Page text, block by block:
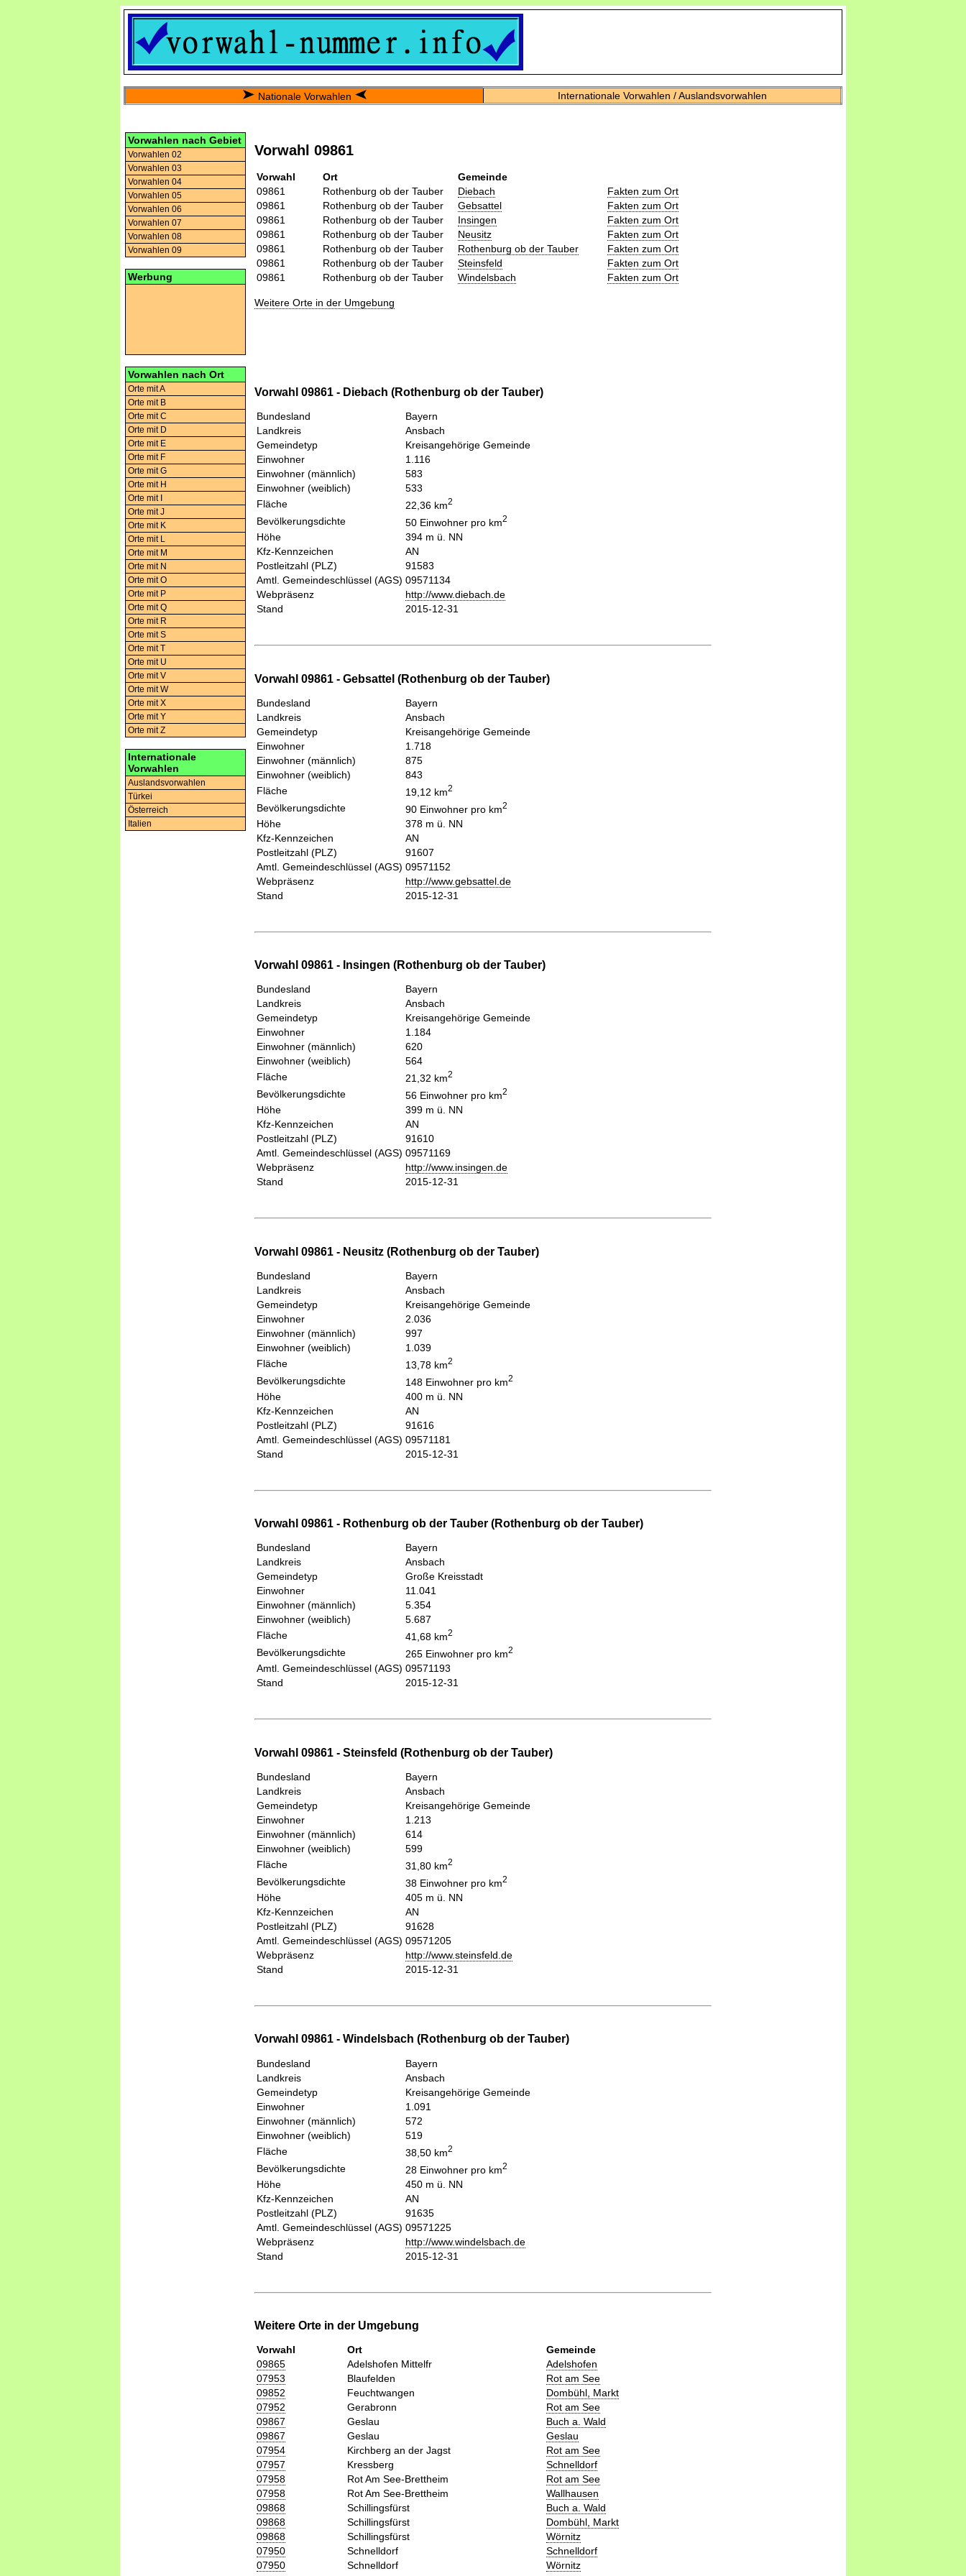
Nationale Vorwahlen Internationale Vorwahlen / Auslandsvorwahlen
Vorwahlen nach Gebiet
Vorwahlen 02
Vorwahlen 03
Vorwahlen 04
Vorwahlen 05
Vorwahlen 06
Vorwahlen 07
Vorwahlen 08
Vorwahlen 09
Werbung
Vorwahlen nach Ort
Orte mit A
Orte mit B
Orte mit C
Orte mit D
Orte mit E
Orte mit F
Orte mit G
Orte mit H
Orte mit I
Orte mit J
Orte mit K
Orte mit L
Orte mit M
Orte mit N
Orte mit O
Orte mit P
Orte mit Q
Orte mit R
Orte mit S
Orte mit T
Orte mit U
Orte mit V
Orte mit W
Orte mit X
Orte mit Y
Orte mit Z
Internationale
Vorwahlen
Auslandsvorwahlen
Türkei
Österreich
Italien
Vorwahl 09861
Vorwahl Ort
Gemeinde
09861
Rothenburg ob der Tauber Diebach
Fakten zum Ort
09861
Rothenburg ob der Tauber Gebsattel
Fakten zum Ort
09861
Rothenburg ob der Tauber Insingen
Fakten zum Ort
09861
Rothenburg ob der Tauber Neusitz
Fakten zum Ort
09861
Rothenburg ob der Tauber Rothenburg ob der Tauber
Fakten zum Ort
09861
Rothenburg ob der Tauber Steinsfeld
Fakten zum Ort
09861
Rothenburg ob der Tauber Windelsbach Fakten zum Ort
Weitere Orte in der Umgebung
Vorwahl 09861 - Diebach (Rothenburg ob der Tauber)
Bundesland
Bayern
Landkreis
Ansbach
Gemeindetyp
Kreisangehörige Gemeinde
Einwohner
1.116
Einwohner (männlich)
583
Einwohner (weiblich)
533
Fläche
22,36 km2
Bevölkerungsdichte 50 Einwohner pro km2
Höhe
394 m ü. NN
Kfz-Kennzeichen
AN
Postleitzahl (PLZ)
91583
Amtl. Gemeindeschlüssel (AGS) 09571134
Webpräsenz
http://www.diebach.de
Stand
2015-12-31
Vorwahl 09861 - Gebsattel (Rothenburg ob der Tauber)
Bundesland
Bayern
Landkreis
Ansbach
Gemeindetyp
Kreisangehörige Gemeinde
Einwohner
1.718
Einwohner (männlich)
875
Einwohner (weiblich)
843
Fläche
19,12 km2
Bevölkerungsdichte 90 Einwohner pro km2
Höhe
378 m ü. NN
Kfz-Kennzeichen
AN
Postleitzahl (PLZ)
91607
Amtl. Gemeindeschlüssel (AGS) 09571152
Webpräsenz
http://www.gebsattel.de
Stand
2015-12-31
Vorwahl 09861 - Insingen (Rothenburg ob der Tauber)
Bundesland
Bayern
Landkreis
Ansbach
Gemeindetyp
Kreisangehörige Gemeinde
Einwohner
1.184
Einwohner (männlich)
620
Einwohner (weiblich)
564
Fläche
21,32 km2
Bevölkerungsdichte 56 Einwohner pro km2
Höhe
399 m ü. NN
Kfz-Kennzeichen
AN
Postleitzahl (PLZ)
91610
Amtl. Gemeindeschlüssel (AGS) 09571169
Webpräsenz
http://www.insingen.de
Stand
2015-12-31
Vorwahl 09861 - Neusitz (Rothenburg ob der Tauber)
Bundesland
Bayern
Landkreis
Ansbach
Gemeindetyp
Kreisangehörige Gemeinde
Einwohner
2.036
Einwohner (männlich)
997
Einwohner (weiblich)
1.039
Fläche
13,78 km2
Bevölkerungsdichte 148 Einwohner pro km2
Höhe
400 m ü. NN
Kfz-Kennzeichen
AN
Postleitzahl (PLZ)
91616
Amtl. Gemeindeschlüssel (AGS) 09571181
Stand
2015-12-31
Vorwahl 09861 - Rothenburg ob der Tauber (Rothenburg ob der Tauber)
Bundesland
Bayern
Landkreis
Ansbach
Gemeindetyp
Große Kreisstadt
Einwohner
11.041
Einwohner (männlich)
5.354
Einwohner (weiblich)
5.687
Fläche
41,68 km2
Bevölkerungsdichte 265 Einwohner pro km2
Amtl. Gemeindeschlüssel (AGS) 09571193
Stand
2015-12-31
Vorwahl 09861 - Steinsfeld (Rothenburg ob der Tauber)
Bundesland
Bayern
Landkreis
Ansbach
Gemeindetyp
Kreisangehörige Gemeinde
Einwohner
1.213
Einwohner (männlich)
614
Einwohner (weiblich)
599
Fläche
31,80 km2
Bevölkerungsdichte 38 Einwohner pro km2
Höhe
405 m ü. NN
Kfz-Kennzeichen
AN
Postleitzahl (PLZ)
91628
Amtl. Gemeindeschlüssel (AGS) 09571205
Webpräsenz
http://www.steinsfeld.de
Stand
2015-12-31
Vorwahl 09861 - Windelsbach (Rothenburg ob der Tauber)
Bundesland
Bayern
Landkreis
Ansbach
Gemeindetyp
Kreisangehörige Gemeinde
Einwohner
1.091
Einwohner (männlich)
572
Einwohner (weiblich)
519
Fläche
38,50 km2
Bevölkerungsdichte 28 Einwohner pro km2
Höhe
450 m ü. NN
Kfz-Kennzeichen
AN
Postleitzahl (PLZ)
91635
Amtl. Gemeindeschlüssel (AGS) 09571225
Webpräsenz
http://www.windelsbach.de
Stand
2015-12-31
Weitere Orte in der Umgebung
Vorwahl Ort
Gemeinde
09865
Adelshofen Mittelfr
Adelshofen
07953
Blaufelden
Rot am See
09852
Feuchtwangen
Dombühl, Markt
07952
Gerabronn
Rot am See
09867
Geslau
Buch a. Wald
09867
Geslau
Geslau
07954
Kirchberg an der Jagst
Rot am See
07957
Kressberg
Schnelldorf
07958
Rot Am See-Brettheim
Rot am See
07958
Rot Am See-Brettheim
Wallhausen
09868
Schillingsfürst
Buch a. Wald
09868
Schillingsfürst
Dombühl, Markt
09868
Schillingsfürst
Wörnitz
07950
Schnelldorf
Schnelldorf
07950
Schnelldorf
Wörnitz